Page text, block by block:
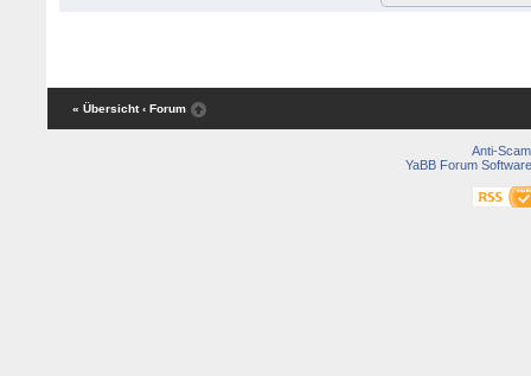
« Übersicht ‹ Forum
Anti-Scam
YaBB Forum Software